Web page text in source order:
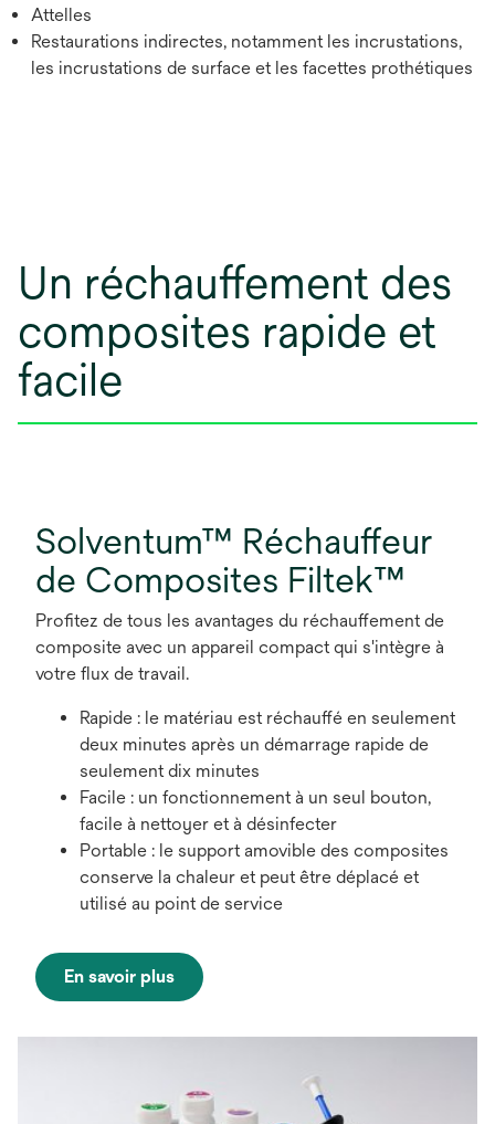
Attelles
Restaurations indirectes, notamment les incrustations,
les incrustations de surface et les facettes prothétiques
Un réchauffement des
composites rapide et
facile
Solventum™ Réchauffeur
de Composites Filtek™
Profitez de tous les avantages du réchauffement de
composite avec un appareil compact qui s'intègre à
votre flux de travail.
Rapide : le matériau est réchauffé en seulement
deux minutes après un démarrage rapide de
seulement dix minutes
Facile : un fonctionnement à un seul bouton,
facile à nettoyer et à désinfecter
Portable : le support amovible des composites
conserve la chaleur et peut être déplacé et
utilisé au point de service
En savoir plus
s’ouvre
un